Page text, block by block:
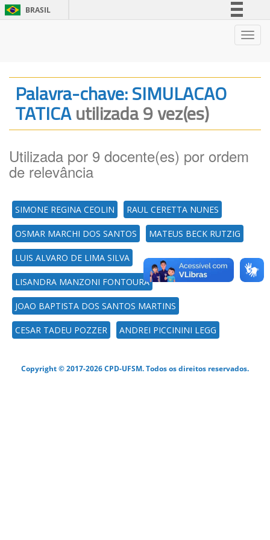
BRASIL
Legislação
Canais
Palavra-chave: SIMULACAO
TATICAutilizada 9 vez(es)
Utilizada por 9 docente(es) por ordem
de relevância
SIMONE REGINA CEOLIN RAUL CERETTA NUNES
OSMAR MARCHI DOS SANTOS MATEUS BECK RUTZIG
LUIS ALVARO DE LIMA SILVA
LISANDRA MANZONI FONTOURA
JOAO BAPTISTA DOS SANTOS MARTINS
CESAR TADEU POZZER ANDREI PICCININI LEGG
Copyright © 2017-2026 CPD-UFSM. Todos os direitos reservados.